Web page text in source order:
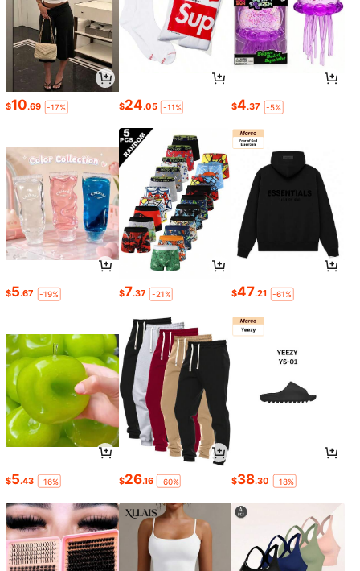
$10.69 -17% $24.05 -11% $4.37 -5%
$5.67 -19% $7.37 -21% $47.21 -61%
$5.43 -16% $26.16 -60% $38.30 -18%